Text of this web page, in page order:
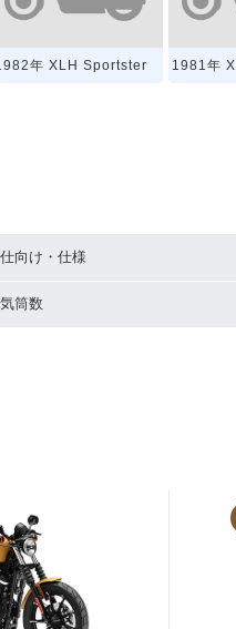
年 XLH Sportster 1981年
仕向け・仕様
気筒数